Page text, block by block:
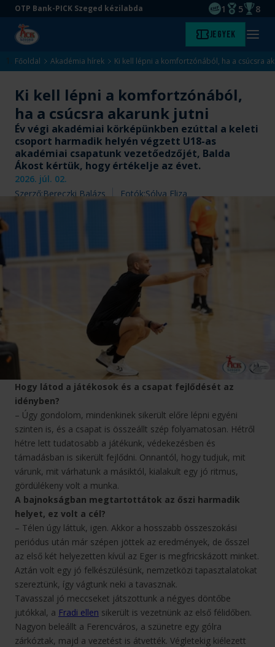
Ugrás
tartalomra
Ugrás
aljára
OTP Bank-PICK Szeged kézilabda
EHF
1
Magyar
5 8
Kezdőlap Jegyek Menü
Főoldal Akadémia hírek Ki kell lépni a komfortzónából, ha a csúcsra
Ki kell lépni a komfortzónából,
ha a csúcsra akarunk jutni
Év végi akadémiai körképünkben ezúttal a keleti
csoport harmadik helyén végzett U18-as
akadémiai csapatunk vezetőedzőjét, Balda
Ákost kértük, hogy értékelje az évet.
2026. júl. 02.
Szerző:Bereczki Balázs Fotók:Sólya Eliza
Hogy látod a játékosok és a csapat fejlődését az
idényben?
– Úgy gondolom, mindenkinek sikerült előre lépni egyéni
szinten is, és a csapat is összeállt szép folyamatosan. Hétről
hétre lett tudatosabb a játékunk, védekezésben és
támadásban is sikerült fejlődni. Onnantól, hogy tudjuk, mit
várunk, mit várhatunk a másiktól, kialakult egy jó ritmus,
gördülékeny volt a munka.
A bajnokságban megtartottátok az őszi harmadik
helyet, ez volt a cél?
– Télen úgy láttuk, igen. Akkor a hosszabb összeszokási
periódus után már szépen jöttek az eredmények, de ősszel
az első két helyezetten kívül az Eger is megfricskázott minket.
Aztán volt egy jó felkészülésünk, nemzetközi tapasztalatokat
szereztünk, így vágtunk neki a tavasznak.
Tavasszal jó meccseket játszottunk a négyes döntőbe
jutókkal, a Fradi ellen sikerült is vezetnünk az első félidőben.
Nagyon beleállt a Ferencváros, a szünetre egy gólra
zárkóztak, majd a vezetést is átvették. Végletekig kiélezett